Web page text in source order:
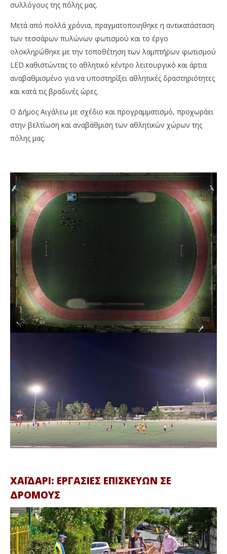
συλλόγους της πόλης μας.
Μετά από πολλά χρόνια, πραγματοποιηθηκε η αντικατάσταση
των τεσσάρων πυλώνων φωτισμού και το έργο
ολοκληρώθηκε με την τοποθέτηση των λαμπτήρων φωτισμού
LED καθιστώντας το αθλητικό κέντρο λειτουργικό και άρτια
αναβαθμισμένο για να υποστηρίξει αθλητικές δραστηριότητες
και κατά τις βραδινές ώρες.
Ο Δήμος Αιγάλεω με σχέδιο και προγραμματισμό, προχωράει
στην βελτίωση και αναβάθμιση των αθλητικών χώρων της
πόλης μας.
ΧΑΪΔΑΡΙ: ΕΡΓΑΣΙΕΣ ΕΠΙΣΚΕΥΩΝ ΣΕ
ΔΡΟΜΟΥΣ